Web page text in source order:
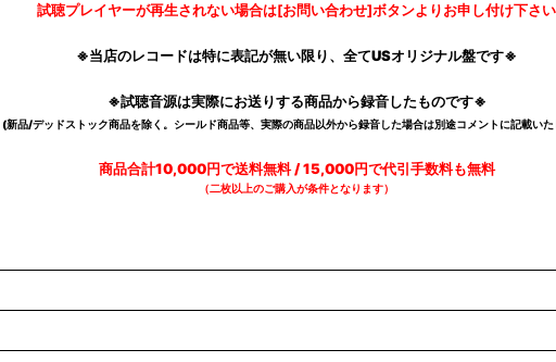
試聴プレイヤーが再生されない場合は[お問い合わせ]ボタンよりお申し付け下さい
※当店のレコードは特に表記が無い限り、全てUSオリジナル盤です※
※試聴音源は実際にお送りする商品から録音したものです※
(新品/デッドストック商品を除く。シールド商品等、実際の商品以外から録音した場合は別途コメントに記載い
商品合計10,000円で送料無料 / 15,000円で代引手数料も無料
（二枚以上のご購入が条件となります）